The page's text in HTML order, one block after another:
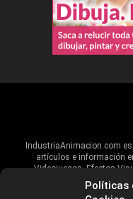
Políticas
IndustriaAnimacion.com
artículos e información
Videojuegos, Efectos
Hablamos de estas